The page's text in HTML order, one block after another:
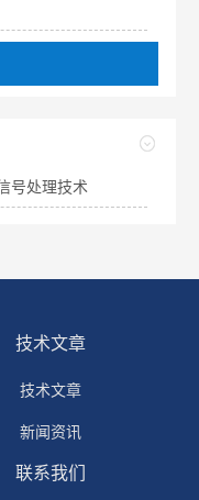
号处理技术
技术文章
技术文章
新闻资讯
联系我们